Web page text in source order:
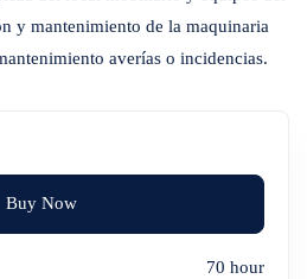
y mantenimiento de la maquinaria
averías o incidencias.
Buy Now
70 hour